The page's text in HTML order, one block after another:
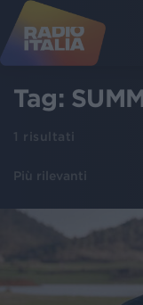
Tag:
1 risultati
Più rilevanti